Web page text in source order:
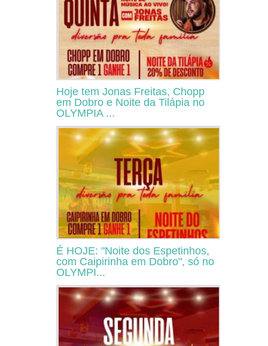
Hoje tem Jonas Freitas, Chopp
em Dobro e Noite da Tilápia no
OLYMPIA ...
É HOJE: "Noite dos Espetinhos,
com Caipirinha em Dobro", só no
OLYMPI...